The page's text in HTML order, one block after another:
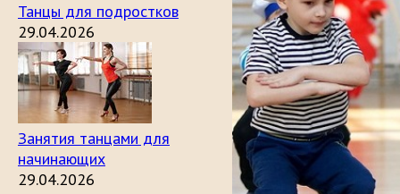
Танцы для подростков
29.04.2026
Занятия танцами для
начинающих
29.04.2026